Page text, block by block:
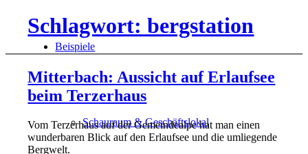
Beispiele
Schauraum & Geschäftslokal
Schlagwort: bergstation
Mitterbach: Aussicht auf Erlaufsee
beim Terzerhaus
Vom Terzerhaus auf der Gemeindealpe hat man einen
wunderbaren Blick auf den Erlaufsee und die umliegende
Bergwelt.